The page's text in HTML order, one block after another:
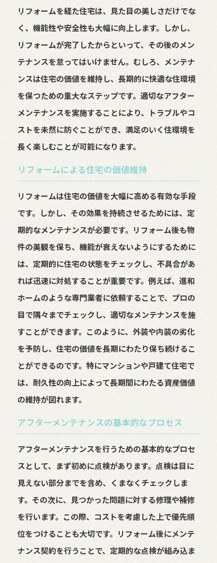
リフォームを経た住宅は、見た目の美しさだけでな
く、機能性や安全性も大幅に向上します。しかし、
リフォームが完了したからといって、その後のメン
テナンスを怠ってはいけません。むしろ、メンテナ
ンスは住宅の価値を維持し、長期的に快適な住環境
を保つための重大なステップです。適切なアフター
メンテナンスを実施することにより、トラブルやコ
ストを未然に防ぐことができ、満足のいく住環境を
長く楽しむことが可能になります。
リフォームによる住宅の価値維持
リフォームは住宅の価値を大幅に高める有効な手段
です。しかし、その効果を持続させるためには、定
期的なメンテナンスが必要です。リフォーム後も物
件の美観を保ち、機能が衰えないようにするために
は、定期的に住宅の状態をチェックし、不具合があ
れば迅速に対処することが重要です。例えば、進和
ホームのような専門業者に依頼することで、プロの
目で隅々までチェックし、適切なメンテナンスを施
すことができます。このように、外装や内装の劣化
を予防し、住宅の価値を長期にわたり保ち続けるこ
とができるのです。特にマンションや戸建て住宅で
は、耐久性の向上によって長期間にわたる資産価値
の維持が図れます。
アフターメンテナンスの基本的なプロセス
アフターメンテナンスを行うための基本的なプロセ
スとして、まず初めに点検があります。点検は目に
見えない部分までを含め、くまなくチェックしま
す。その次に、見つかった問題に対する修理や補修
を行います。この際、コストを考慮した上で優先順
位をつけることも大切です。リフォーム後にメンテ
ナンス契約を行うことで、定期的な点検が組み込ま